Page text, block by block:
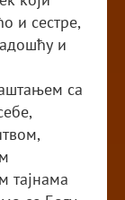
и сестре,
и
са
тајнама